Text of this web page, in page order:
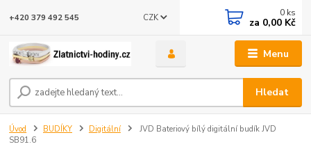
Menu
CZK
Hledat
+420 379 492 545 0 ks
za 0,00 Kč
Úvod BUDÍKY Digitální
JVD Bateriový bílý digitální budík JVD
SB91.6